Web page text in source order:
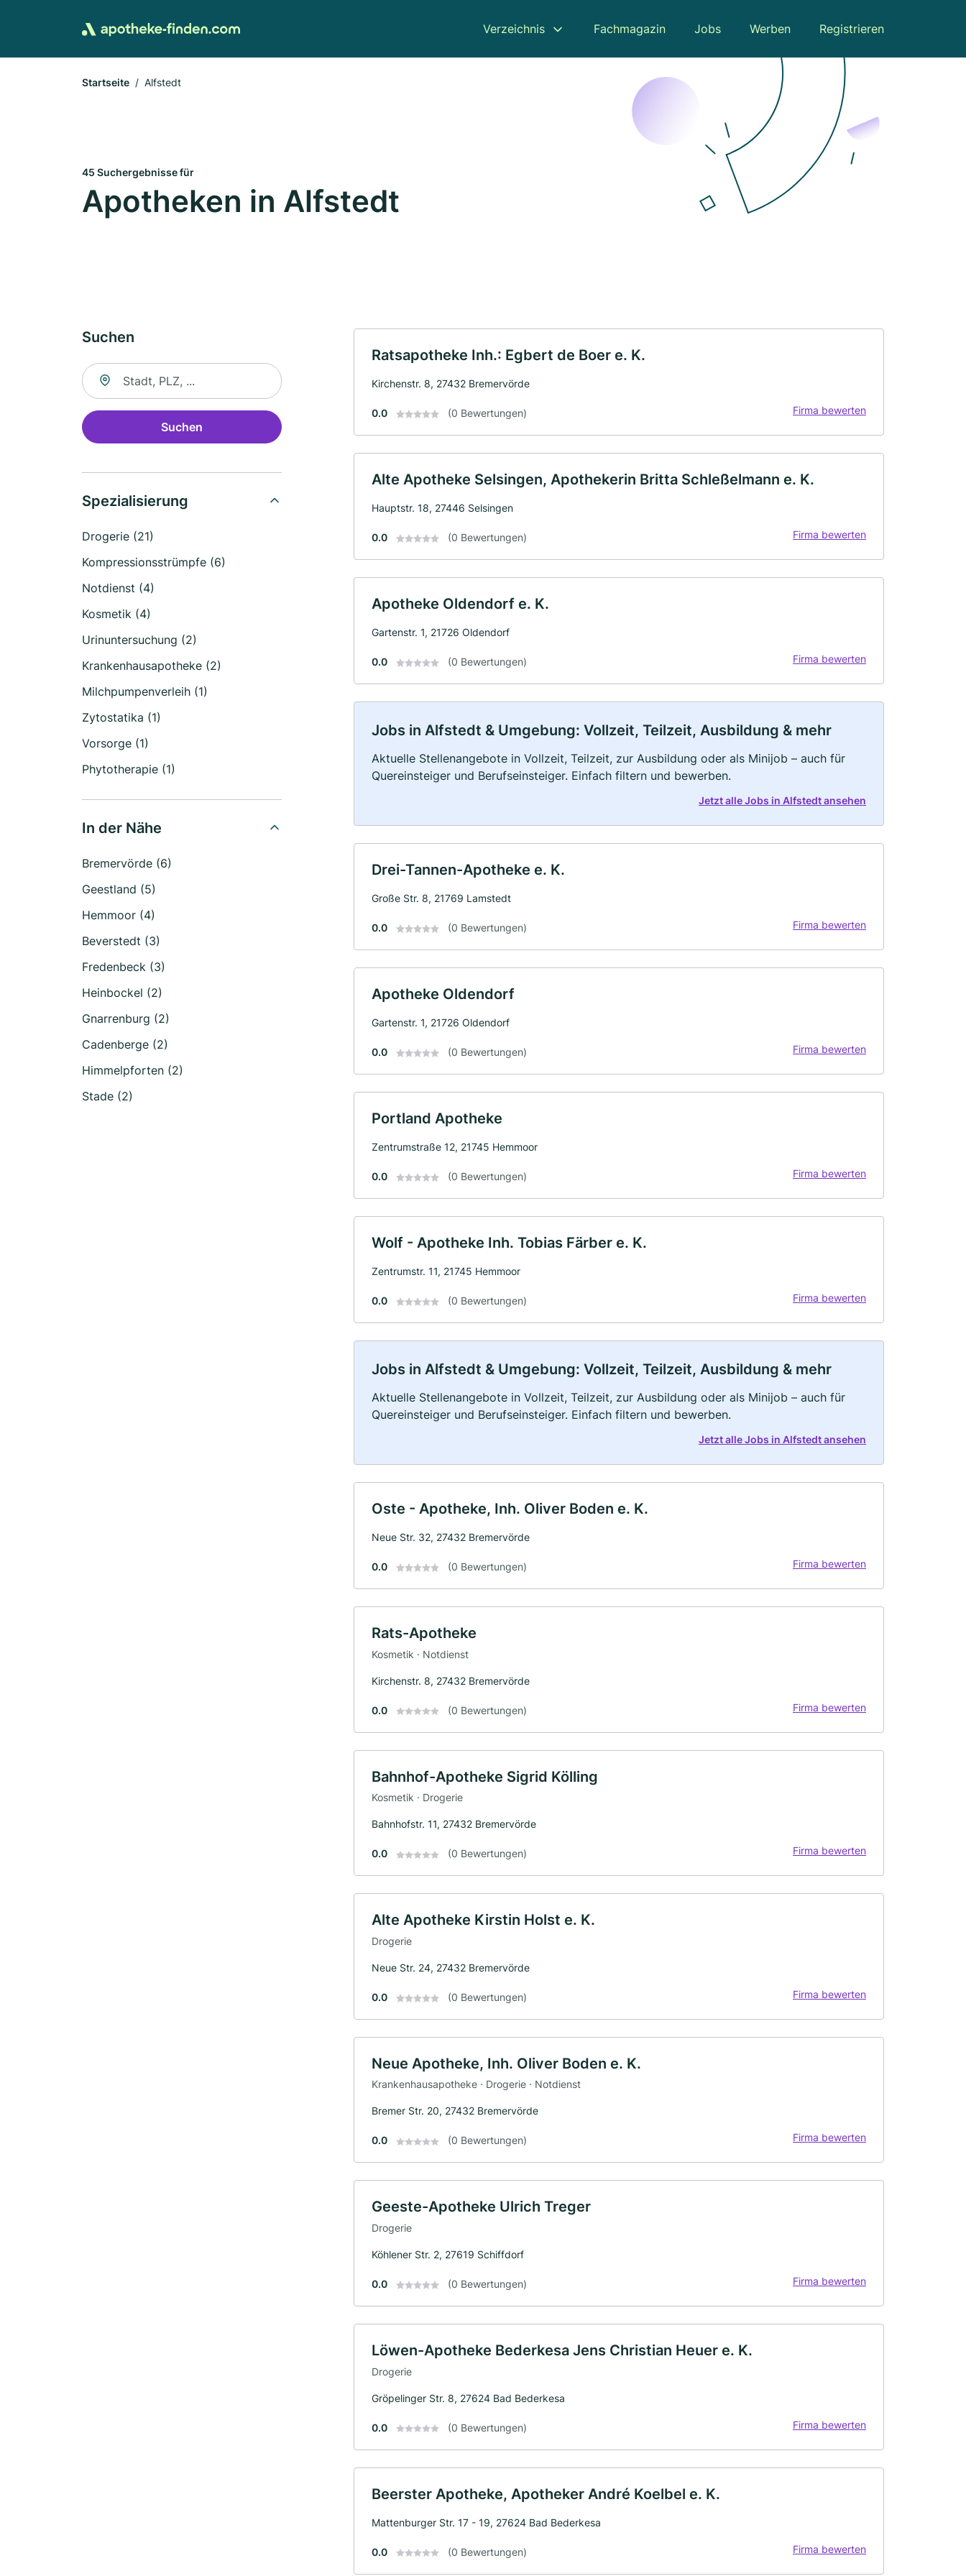
Verzeichnis Fachmagazin Jobs Werben Registrieren
Startseite Alfstedt
45 Suchergebnisse für
Apotheken in Alfstedt
Suchen
Suche nach Ort
Suchen
Spezialisierung
Drogerie (21)
Kompressionsstrümpfe (6)
Notdienst (4)
Kosmetik (4)
Urinuntersuchung (2)
Krankenhausapotheke (2)
Milchpumpenverleih (1)
Zytostatika (1)
Vorsorge (1)
Phytotherapie (1)
In der Nähe
Bremervörde (6)
Geestland (5)
Hemmoor (4)
Beverstedt (3)
Fredenbeck (3)
Heinbockel (2)
Gnarrenburg (2)
Cadenberge (2)
Himmelpforten (2)
Stade (2)
Ratsapotheke Inh.: Egbert de Boer e. K.
Kirchenstr. 8, 27432 Bremervörde
0.0 (0 Bewertungen) Firma bewerten
Alte Apotheke Selsingen, Apothekerin Britta Schleßelmann e. K.
Hauptstr. 18, 27446 Selsingen
0.0 (0 Bewertungen) Firma bewerten
Apotheke Oldendorf e. K.
Gartenstr. 1, 21726 Oldendorf
0.0 (0 Bewertungen) Firma bewerten
Jobs in Alfstedt & Umgebung: Vollzeit, Teilzeit, Ausbildung & mehr
Aktuelle Stellenangebote in Vollzeit, Teilzeit, zur Ausbildung oder als Minijob – auch für
Quereinsteiger und Berufseinsteiger. Einfach filtern und bewerben.
Jetzt alle Jobs in Alfstedt ansehen
Drei-Tannen-Apotheke e. K.
Große Str. 8, 21769 Lamstedt
0.0 (0 Bewertungen) Firma bewerten
Apotheke Oldendorf
Gartenstr. 1, 21726 Oldendorf
0.0 (0 Bewertungen) Firma bewerten
Portland Apotheke
Zentrumstraße 12, 21745 Hemmoor
0.0 (0 Bewertungen) Firma bewerten
Wolf - Apotheke Inh. Tobias Färber e. K.
Zentrumstr. 11, 21745 Hemmoor
0.0 (0 Bewertungen) Firma bewerten
Jobs in Alfstedt & Umgebung: Vollzeit, Teilzeit, Ausbildung & mehr
Aktuelle Stellenangebote in Vollzeit, Teilzeit, zur Ausbildung oder als Minijob – auch für
Quereinsteiger und Berufseinsteiger. Einfach filtern und bewerben.
Jetzt alle Jobs in Alfstedt ansehen
Oste - Apotheke, Inh. Oliver Boden e. K.
Neue Str. 32, 27432 Bremervörde
0.0 (0 Bewertungen) Firma bewerten
Rats-Apotheke
Kosmetik · Notdienst
Kirchenstr. 8, 27432 Bremervörde
0.0 (0 Bewertungen) Firma bewerten
Bahnhof-Apotheke Sigrid Kölling
Kosmetik · Drogerie
Bahnhofstr. 11, 27432 Bremervörde
0.0 (0 Bewertungen) Firma bewerten
Alte Apotheke Kirstin Holst e. K.
Drogerie
Neue Str. 24, 27432 Bremervörde
0.0 (0 Bewertungen) Firma bewerten
Neue Apotheke, Inh. Oliver Boden e. K.
Krankenhausapotheke · Drogerie · Notdienst
Bremer Str. 20, 27432 Bremervörde
0.0 (0 Bewertungen) Firma bewerten
Geeste-Apotheke Ulrich Treger
Drogerie
Köhlener Str. 2, 27619 Schiffdorf
0.0 (0 Bewertungen) Firma bewerten
Löwen-Apotheke Bederkesa Jens Christian Heuer e. K.
Drogerie
Gröpelinger Str. 8, 27624 Bad Bederkesa
0.0 (0 Bewertungen) Firma bewerten
Beerster Apotheke, Apotheker André Koelbel e. K.
Mattenburger Str. 17 - 19, 27624 Bad Bederkesa
0.0 (0 Bewertungen) Firma bewerten